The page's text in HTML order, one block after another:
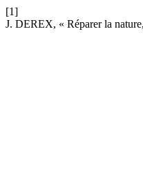
[1]
J. DEREX, « Réparer la